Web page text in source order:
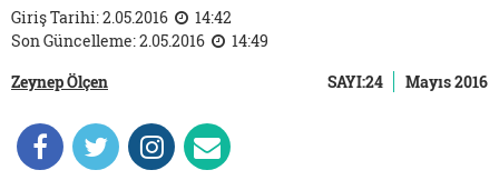
Giriş Tarihi: 2.05.2016
14:42
Son Güncelleme: 2.05.2016
14:49
Zeynep Ölçen
SAYI:24 Mayıs 2016